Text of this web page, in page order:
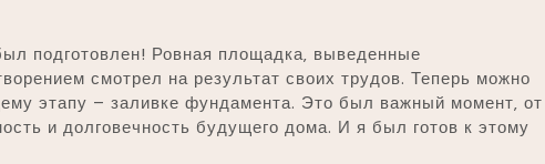
подготовлен! Ровная площадка‚ выведенные
смотрел на результат своих трудов. Теперь можно
этапу – заливке фундамента. Это был важный момент‚ от
и долговечность будущего дома. И я был готов к этому